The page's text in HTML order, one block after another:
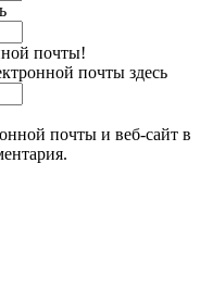
почты!
почты здесь
почты и веб-сайт в